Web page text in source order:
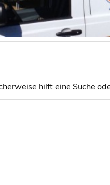
hilft eine Suche